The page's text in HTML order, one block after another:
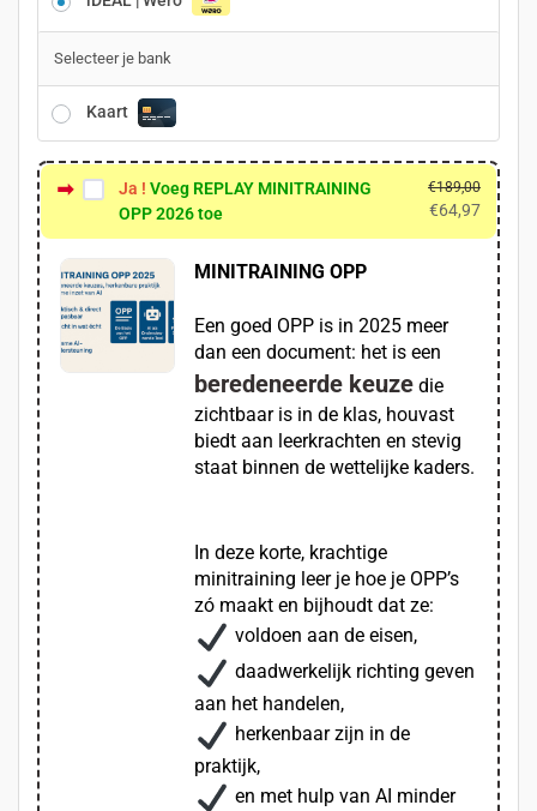
Selecteer je bank
Kaart
Ja ! Voeg REPLAY MINITRAINING
OPP 2026 toe
€189,00
€64,97
MINITRAINING OPP
Een goed OPP is in 2025 meer
dan een document: het is een
beredeneerde keuze die
zichtbaar is in de klas, houvast
biedt aan leerkrachten en stevig
staat binnen de wettelijke kaders.
In deze korte, krachtige
minitraining leer je hoe je OPP’s
zó maakt en bijhoudt dat ze:
voldoen aan de eisen,
daadwerkelijk richting geven
aan het handelen,
herkenbaar zijn in de
praktijk,
en met hulp van AI minder